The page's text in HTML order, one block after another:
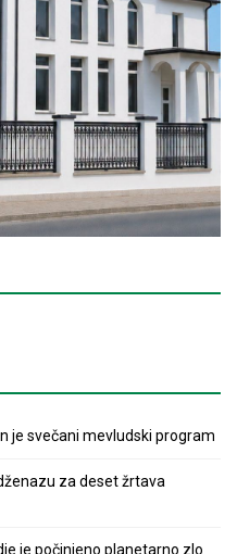
je svečani mevludski program
za deset žrtava
je počinjeno planetarno zlo